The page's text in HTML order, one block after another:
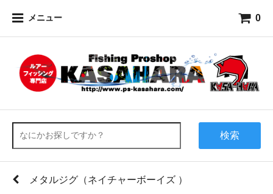
メニュー 0
検索
メタルジグ（ネイチャーボーイズ ）